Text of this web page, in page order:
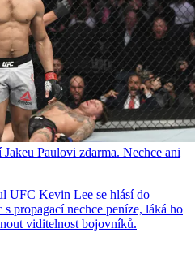
Paulovi zdarma. Nechce ani
UFC Kevin Lee se hlásí do
propagací nechce peníze, láká ho
viditelnost bojovníků.